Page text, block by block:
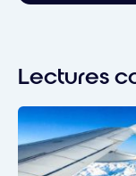
Lectures